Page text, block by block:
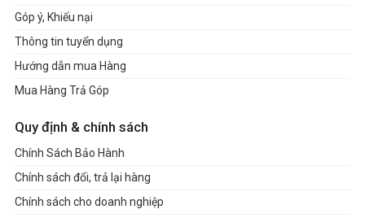
Góp ý, Khiếu nại
Thông tin tuyển dụng
Hướng dẫn mua Hàng
Mua Hàng Trả Góp
Quy định & chính sách
Chính Sách Bảo Hành
Chính sách đổi, trả lại hàng
Chính sách cho doanh nghiệp